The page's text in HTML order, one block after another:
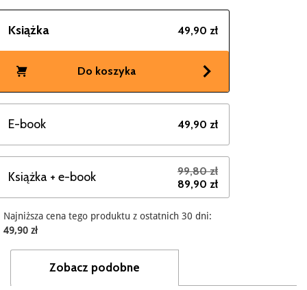
Książka 49,90 zł
Do koszyka
E-book 49,90 zł
Książka + e-book
99,80 zł
89,90 zł
Najniższa cena tego produktu z ostatnich 30 dni:
49,90 zł
Zobacz podobne